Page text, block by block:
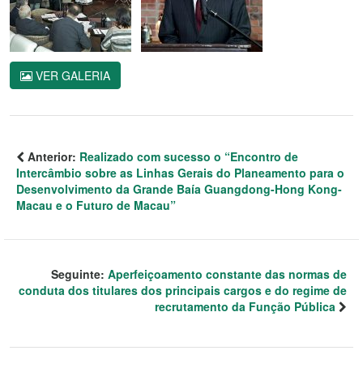
VER GALERIA
Anterior: Realizado com sucesso o “Encontro de
Intercâmbio sobre as Linhas Gerais do Planeamento para o
Desenvolvimento da Grande Baía Guangdong-Hong Kong-
Macau e o Futuro de Macau”
Seguinte: Aperfeiçoamento constante das normas de
conduta dos titulares dos principais cargos e do regime de
recrutamento da Função Pública